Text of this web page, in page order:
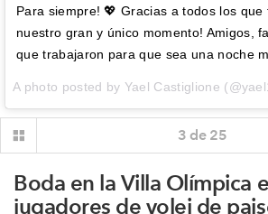
Para siempre! 💖 Gracias a todos los
nuestro gran y único momento! Amigos,
que trabajaron para que sea una noche
A photo posted by Yael Castiglione
3 de 25
Boda en la Villa Olímpica
jugadores de volei de